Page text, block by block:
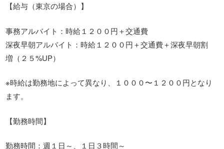
【給与（東京の場合）】
事務アルバイト：時給１２００円＋交通費
深夜早朝アルバイト：時給１２００円＋交通費＋深夜早朝割
増（２５%UP）
※時給は勤務地によって異なり、１０００〜１２００円となり
ます。
【勤務時間】
勤務時間：週１日～、１日３時間～